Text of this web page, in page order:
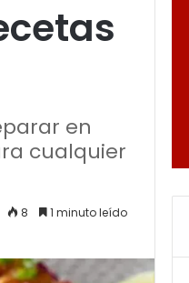
en
cualquier
8 1 minuto leído